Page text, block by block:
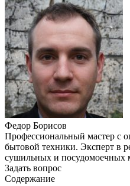
Федор Борисов
Профессиональный мастер с
бытовой техники. Эксперт в
сушильных и посудомоечных
Задать вопрос
Содержание